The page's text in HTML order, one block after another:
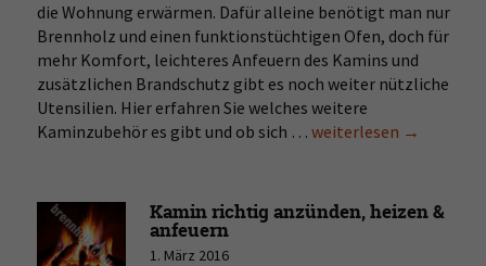
die Wohnung erwärmen. Dafür alleine benötigt man nur
Brennholz und einen funktionstüchtigen Ofen, doch für
mehr Komfort, leichteres Anfeuern des Kamins und
zusätzlichen Brandschutz gibt es noch weiter nützliche
Utensilien. Hier erfahren Sie welches weitere
Kaminzubehör es gibt und ob sich …Kaminofenzubehör
weiterlesen →
Kamin richtig anzünden, heizen &
anfeuern
1. März 2016